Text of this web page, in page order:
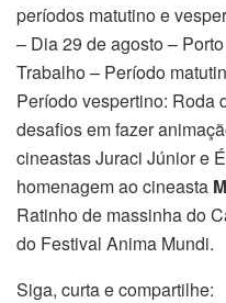
períodos matutino e
– Dia 29 de agosto –
Trabalho – Período
Período vespertino: Roda
desafios em fazer
cineastas Juraci Júnior e
homenagem ao cineasta
Ratinho de massinha do
do Festival Anima Mundi.
Siga, curta e compartilhe: